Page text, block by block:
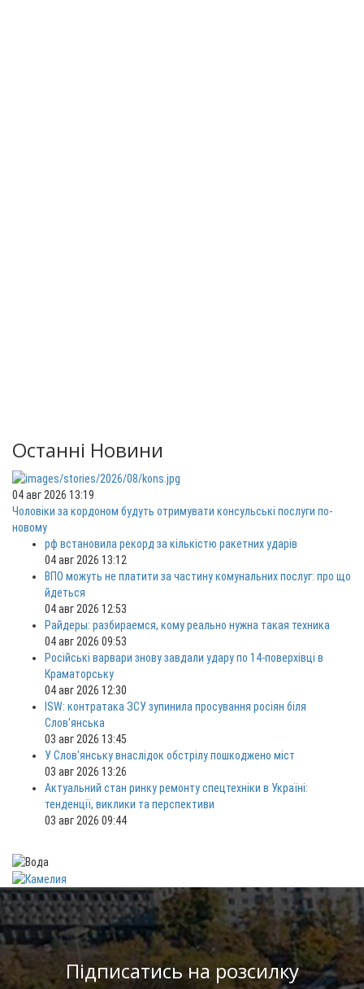
Останні Новини
04 авг 2026 13:19
Чоловіки за кордоном будуть отримувати консульські послуги по-
новому
рф встановила рекорд за кількістю ракетних ударів
04 авг 2026 13:12
ВПО можуть не платити за частину комунальних послуг: про що
йдеться
04 авг 2026 12:53
Райдеры: разбираемся, кому реально нужна такая техника
04 авг 2026 09:53
Російські варвари знову завдали удару по 14-поверхівці в
Краматорську
04 авг 2026 12:30
ISW: контратака ЗСУ зупинила просування росіян біля
Слов'янська
03 авг 2026 13:45
У Слов'янську внаслідок обстрілу пошкоджено міст
03 авг 2026 13:26
Актуальний стан ринку ремонту спецтехніки в Україні:
тенденції, виклики та перспективи
03 авг 2026 09:44
Підписатись на розсилку